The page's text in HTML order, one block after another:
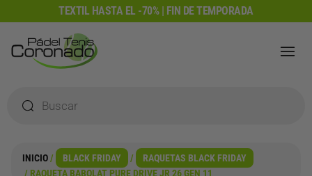
al
contenido
TEXTIL HASTA EL -70% | FIN DE TEMPORADA
productos
INICIO/ BLACK FRIDAY /
RAQUETAS BLACK FRIDAY
/ RAQUETA BABOLAT PURE DRIVE JR 26 GEN 11